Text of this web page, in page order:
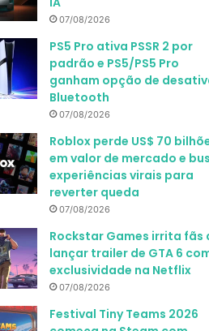
07/08/2026
PS5 Pro ativa PSSR 2 por
padrão e PS5/PS5 Pro
ganham opção de
Bluetooth
07/08/2026
Roblox perde US$ 70
em valor de mercado e
experiências virais para
reverter queda
07/08/2026
Rockstar Games irrita fãs
lançar trailer de GTA 6
exclusividade na Netflix
07/08/2026
Festival Tiny Teams 2026